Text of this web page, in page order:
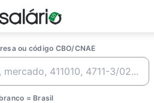
ou código CBO/CNAE
= Brasil